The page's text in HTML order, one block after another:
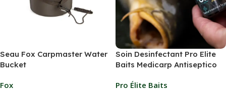
Seau Fox Carpmaster Water
Bucket
Fox
Soin Desinfectant Pro Elite
Baits Medicarp Antiseptico
Pro Élite Baits